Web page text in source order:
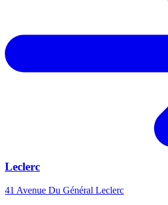
Leclerc
41 Avenue Du Général Leclerc